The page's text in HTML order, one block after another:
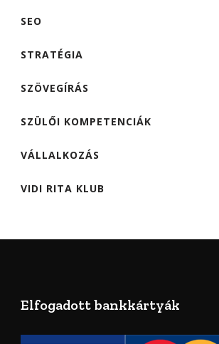
SEO
STRATÉGIA
SZÖVEGÍRÁS
SZÜLŐI KOMPETENCIÁK
VÁLLALKOZÁS
VIDI RITA KLUB
Elfogadott bankkártyák